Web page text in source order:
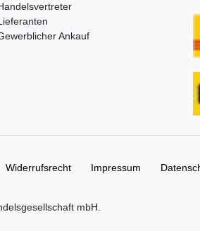
Ankauf
Widerrufs­recht Impressum
mbH.